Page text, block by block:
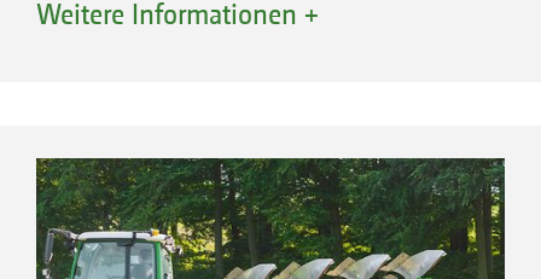
Kugel ist die Haltbarkeit der Anbauachse
Walterscheid-Klemmfangprofilen.
1. Kat. 3N mit zylindrischen Bolzen
Weitere Informationen +